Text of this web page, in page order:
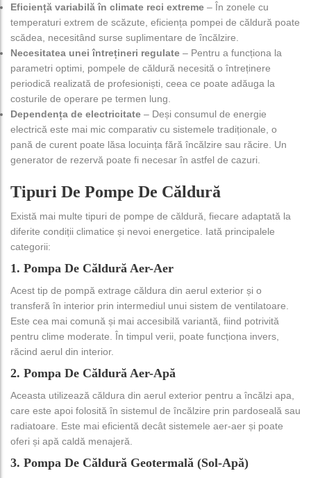
Eficiență variabilă în climate reci extreme – În zonele cu
temperaturi extrem de scăzute, eficiența pompei de căldură poate
scădea, necesitând surse suplimentare de încălzire.
Necesitatea unei întrețineri regulate – Pentru a funcționa la
parametri optimi, pompele de căldură necesită o întreținere
periodică realizată de profesioniști, ceea ce poate adăuga la
costurile de operare pe termen lung.
Dependența de electricitate – Deși consumul de energie
electrică este mai mic comparativ cu sistemele tradiționale, o
pană de curent poate lăsa locuința fără încălzire sau răcire. Un
generator de rezervă poate fi necesar în astfel de cazuri.
Tipuri De Pompe De Căldură
Există mai multe tipuri de pompe de căldură, fiecare adaptată la
diferite condiții climatice și nevoi energetice. Iată principalele
categorii:
1. Pompa De Căldură Aer-Aer
Acest tip de pompă extrage căldura din aerul exterior și o
transferă în interior prin intermediul unui sistem de ventilatoare.
Este cea mai comună și mai accesibilă variantă, fiind potrivită
pentru clime moderate. În timpul verii, poate funcționa invers,
răcind aerul din interior.
2. Pompa De Căldură Aer-Apă
Aceasta utilizează căldura din aerul exterior pentru a încălzi apa,
care este apoi folosită în sistemul de încălzire prin pardoseală sau
radiatoare. Este mai eficientă decât sistemele aer-aer și poate
oferi și apă caldă menajeră.
3. Pompa De Căldură Geotermală (sol-Apă)